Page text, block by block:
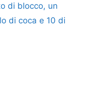
di blocco, un
di coca e 10 di